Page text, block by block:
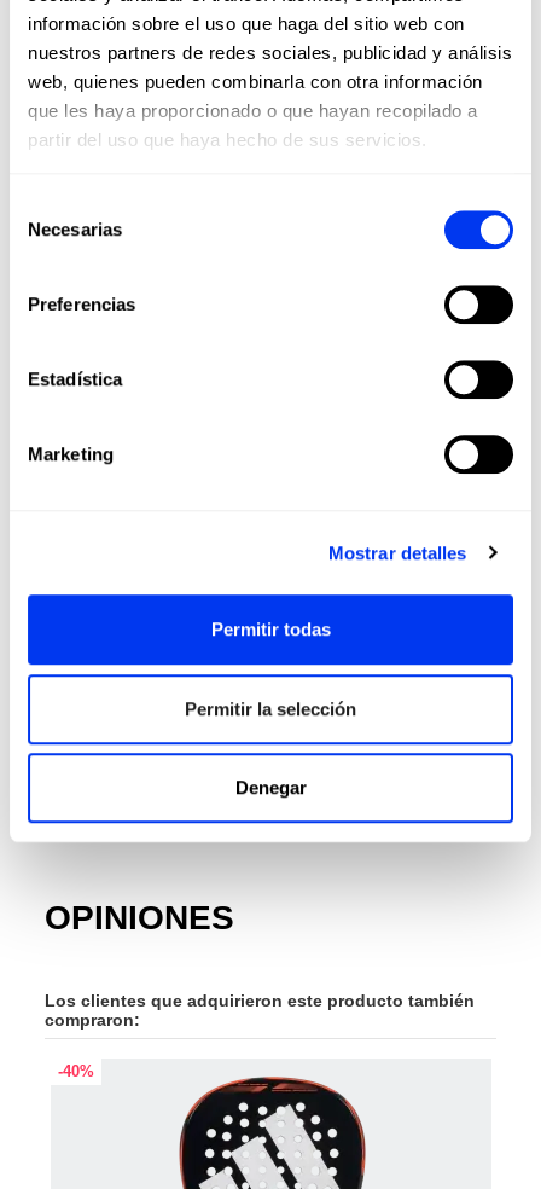
información sobre el uso que haga del sitio web con
nuestros partners de redes sociales, publicidad y análisis
web, quienes pueden combinarla con otra información
que les haya proporcionado o que hayan recopilado a
partir del uso que haya hecho de sus servicios.
Necesarias
Preferencias
Estadística
Marketing
Mostrar detalles
Permitir todas
Permitir la selección
Denegar
Forma:
Peso:
Goma : Eva Soft Performance
Durabilidad: Smart Holes Lineal
Structural Reinforcement
Gamas: Drive
Punto Dulce: Center
OPINIONES
Los clientes que adquirieron este producto también
compraron:
-40%